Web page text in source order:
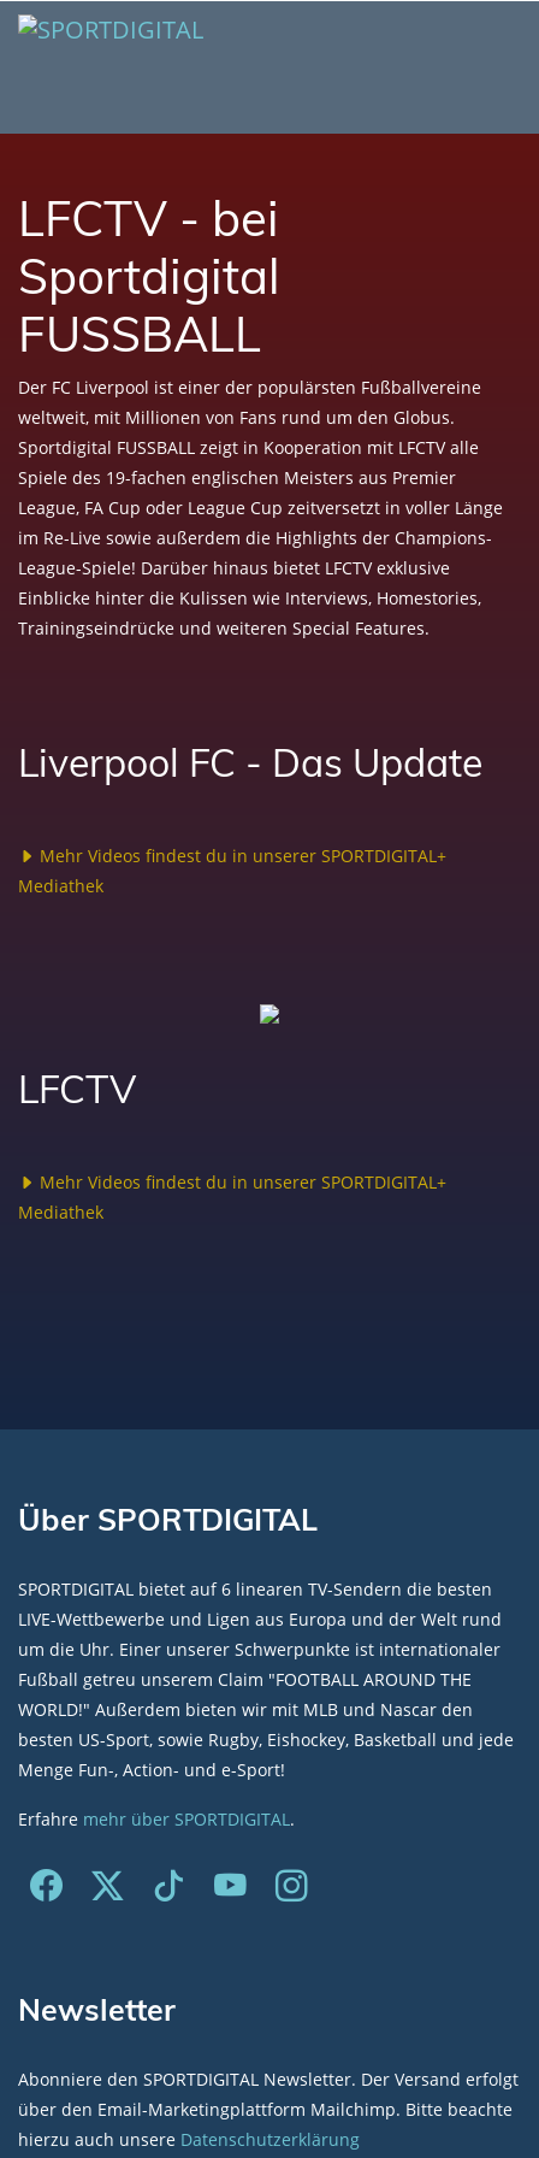
LFCTV - bei
Sportdigital
FUSSBALL
Der FC Liverpool ist einer der populärsten Fußballvereine
weltweit, mit Millionen von Fans rund um den Globus.
Sportdigital FUSSBALL zeigt in Kooperation mit LFCTV alle
Spiele des 19-fachen englischen Meisters aus Premier
League, FA Cup oder League Cup zeitversetzt in voller Länge
im Re-Live sowie außerdem die Highlights der Champions-
League-Spiele! Darüber hinaus bietet LFCTV exklusive
Einblicke hinter die Kulissen wie Interviews, Homestories,
Trainingseindrücke und weiteren Special Features.
Liverpool FC - Das Update
Mehr Videos findest du in unserer SPORTDIGITAL+
Mediathek
LFCTV
Mehr Videos findest du in unserer SPORTDIGITAL+
Mediathek
Über SPORTDIGITAL
SPORTDIGITAL bietet auf 6 linearen TV-Sendern die besten
LIVE-Wettbewerbe und Ligen aus Europa und der Welt rund
um die Uhr. Einer unserer Schwerpunkte ist internationaler
Fußball getreu unserem Claim "FOOTBALL AROUND THE
WORLD!" Außerdem bieten wir mit MLB und Nascar den
besten US-Sport, sowie Rugby, Eishockey, Basketball und jede
Menge Fun-, Action- und e-Sport!
Erfahre mehr über SPORTDIGITAL.
Newsletter
Abonniere den SPORTDIGITAL Newsletter. Der Versand erfolgt
über den Email-Marketingplattform Mailchimp. Bitte beachte
hierzu auch unsere Datenschutzerklärung